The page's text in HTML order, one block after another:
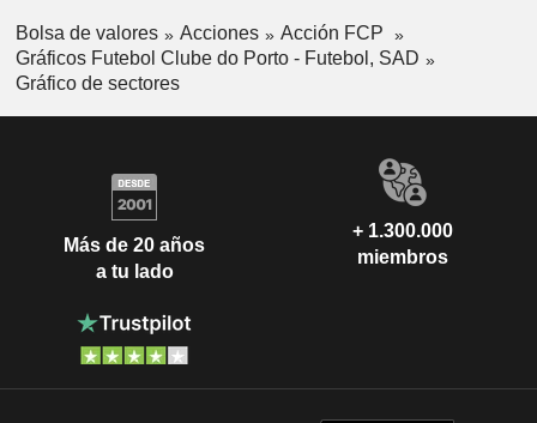
Bolsa de valores Acciones
Acción FCP
Gráficos Futebol Clube do Porto - Futebol, SAD
Gráfico de sectores
Más de 20 años
a tu lado
+ 1.300.000
miembros